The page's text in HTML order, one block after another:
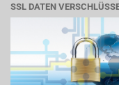
SSL DATEN